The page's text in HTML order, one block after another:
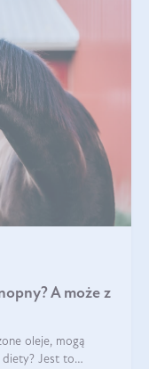
A może z
oleje, mogą
diety? Jest to